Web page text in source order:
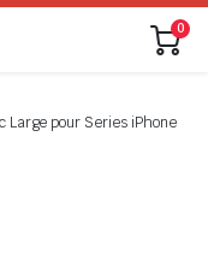
0
Large pour Series iPhone